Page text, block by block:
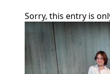
Sorry, this entry is